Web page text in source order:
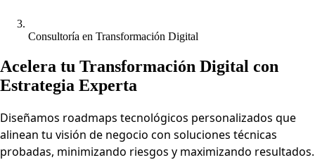
Consultoría en Transformación Digital
Acelera tu Transformación Digital con
Estrategia Experta
Diseñamos roadmaps tecnológicos personalizados que
alinean tu visión de negocio con soluciones técnicas
probadas, minimizando riesgos y maximizando resultados.